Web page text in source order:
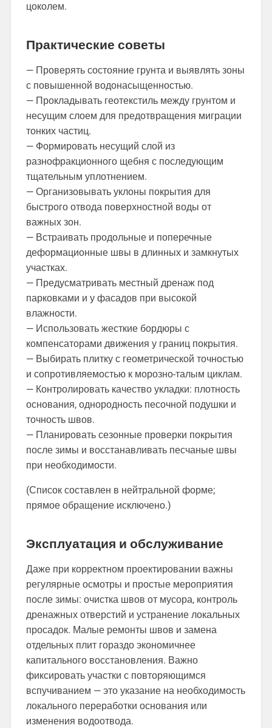
цоколем.
Практические советы
— Проверять состояние грунта и выявлять зоны
с повышенной водонасыщенностью.
— Прокладывать геотекстиль между грунтом и
несущим слоем для предотвращения миграции
тонких частиц.
— Формировать несущий слой из
разнофракционного щебня с последующим
тщательным уплотнением.
— Организовывать уклоны покрытия для
быстрого отвода поверхностной воды от
важных зон.
— Встраивать продольные и поперечные
деформационные швы в длинных и замкнутых
участках.
— Предусматривать местный дренаж под
парковками и у фасадов при высокой
влажности.
— Использовать жесткие бордюры с
компенсаторами движения у границ покрытия.
— Выбирать плитку с геометрической точностью
и сопротивляемостью к морозно-талым циклам.
— Контролировать качество укладки: плотность
основания, однородность песочной подушки и
точность швов.
— Планировать сезонные проверки покрытия
после зимы и восстанавливать песчаные швы
при необходимости.
(Список составлен в нейтральной форме;
прямое обращение исключено.)
Эксплуатация и обслуживание
Даже при корректном проектировании важны
регулярные осмотры и простые мероприятия
после зимы: очистка швов от мусора, контроль
дренажных отверстий и устранение локальных
просадок. Малые ремонты швов и замена
отдельных плит гораздо экономичнее
капитального восстановления. Важно
фиксировать участки с повторяющимся
вспучиванием — это указание на необходимость
локального переработки основания или
изменения водоотвода.